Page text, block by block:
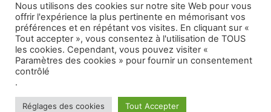
Mentions légales
Tous droits réservés CFE-CGC ADECCO.
Nous utilisons des cookies sur notre site Web pour vous
offrir l'expérience la plus pertinente en mémorisant vos
préférences et en répétant vos visites. En cliquant sur «
Tout accepter », vous consentez à l'utilisation de TOUS
les cookies. Cependant, vous pouvez visiter «
Paramètres des cookies » pour fournir un consentement
contrôlé
.
Réglages des cookies Tout Accepter